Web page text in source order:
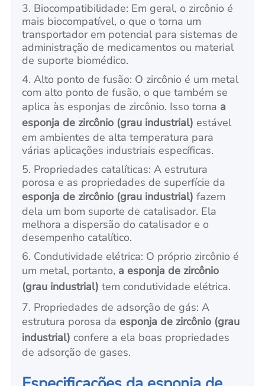
3. Biocompatibilidade: Em geral, o zircônio é
mais biocompatível, o que o torna um
transportador em potencial para sistemas de
administração de medicamentos ou material
de suporte biomédico.
4. Alto ponto de fusão: O zircônio é um metal
com alto ponto de fusão, o que também se
aplica às esponjas de zircônio. Isso torna a
esponja de zircônio (grau industrial) estável
em ambientes de alta temperatura para
várias aplicações industriais específicas.
5. Propriedades catalíticas: A estrutura
porosa e as propriedades de superfície da
esponja de zircônio (grau industrial) fazem
dela um bom suporte de catalisador. Ela
melhora a dispersão do catalisador e o
desempenho catalítico.
6. Condutividade elétrica: O próprio zircônio é
um metal, portanto, a esponja de zircônio
(grau industrial) tem condutividade elétrica.
7. Propriedades de adsorção de gás: A
estrutura porosa da esponja de zircônio (grau
industrial) confere a ela boas propriedades
de adsorção de gases.